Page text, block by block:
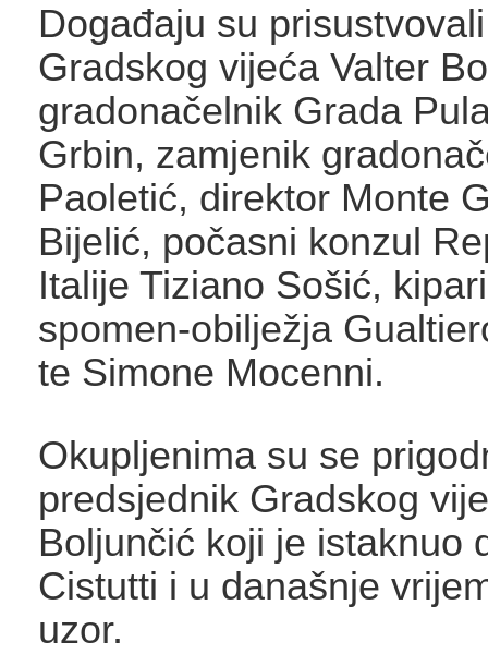
Događaju su
Gradskog vijeća Valter
gradonačelnik Grada
Grbin, zamjenik
Paoletić, direktor Monte
Bijelić, počasni konzul
Italije Tiziano Sošić,
spomen-obilježja
te Simone Mocenni.
Okupljenima su se
predsjednik Gradskog
Boljunčić koji je istaknuo
Cistutti i u današnje
uzor.